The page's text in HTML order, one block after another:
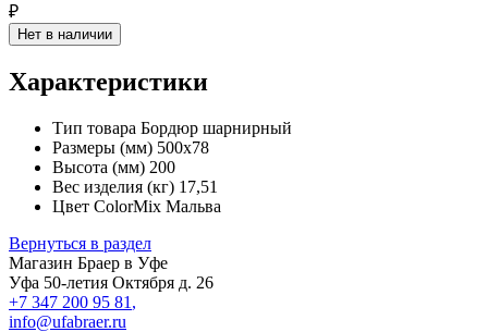
₽
Нет в наличии
Характеристики
Тип товара Бордюр шарнирный
Размеры (мм) 500x78
Высота (мм) 200
Вес изделия (кг) 17,51
Цвет ColorMix Мальва
Вернуться в раздел
Магазин Браер в Уфе
Уфа 50-летия Октября д. 26
+7 347 200 95 81 ,
info@ufabraer.ru